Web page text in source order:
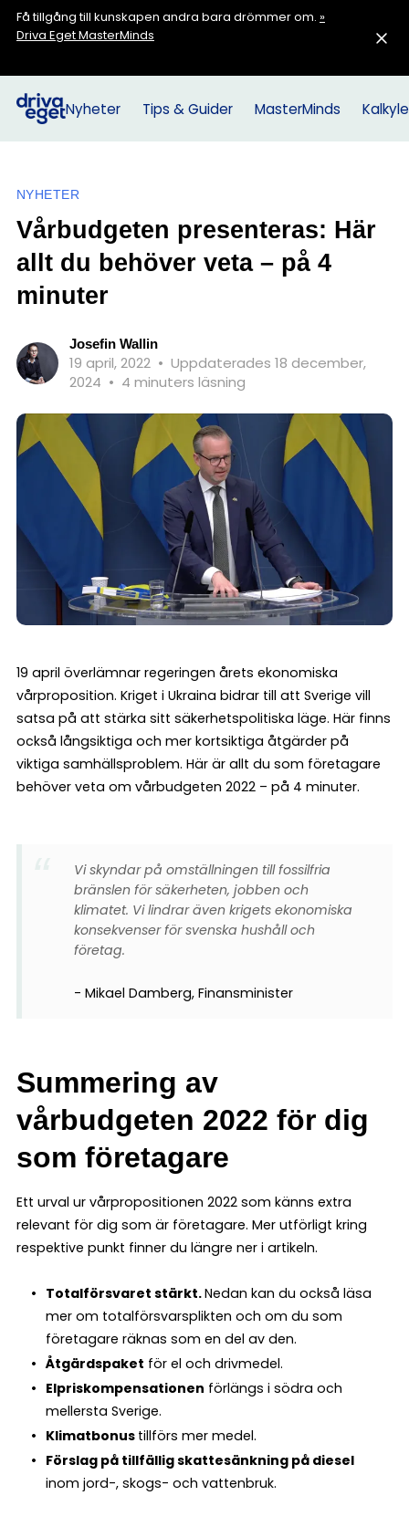
Få tillgång till kunskapen andra bara drömmer om. »
Driva Eget MasterMinds
Nyheter Tips & Guider MasterMinds
NYHETER
Vårbudgeten presenteras: Här
allt du behöver veta – på 4
minuter
Josefin Wallin
19 april, 2022 • Uppdaterades 18 december,
2024 • 4 minuters läsning
19 april överlämnar regeringen årets ekonomiska
vårproposition. Kriget i Ukraina bidrar till att Sverige vill
satsa på att stärka sitt säkerhetspolitiska läge. Här finns
också långsiktiga och mer kortsiktiga åtgärder på
viktiga samhällsproblem. Här är allt du som företagare
behöver veta om vårbudgeten 2022 – på 4 minuter.
Vi skyndar på omställningen till fossilfria
bränslen för säkerheten, jobben och
klimatet. Vi lindrar även krigets ekonomiska
konsekvenser för svenska hushåll och
företag.
Mikael Damberg, Finansminister
Summering av
vårbudgeten 2022 för dig
som företagare
Ett urval ur vårpropositionen 2022 som känns extra
relevant för dig som är företagare. Mer utförligt kring
respektive punkt finner du längre ner i artikeln.
Totalförsvaret stärkt.Nedan kan du också läsa
mer om totalförsvarsplikten och om du som
företagare räknas som en del av den.
Åtgärdspaket för el och drivmedel.
Elpriskompensationen förlängs i södra och
mellersta Sverige.
Klimatbonus tillförs mer medel.
Förslag på tillfällig skattesänkning på diesel
inom jord-, skogs- och vattenbruk.